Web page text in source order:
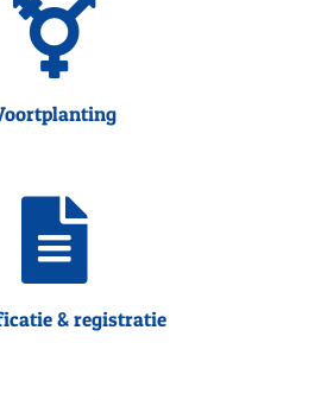
& registratie